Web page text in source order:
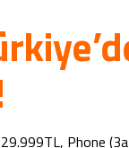
Phone